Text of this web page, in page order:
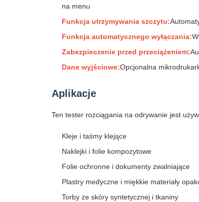
na menu
Funkcja utrzymywania szczytu:
Funkcja automatycznego wyłączania:
Zabezpieczenie przed przeciążeniem:
Dane wyjściowe:Opcjonalna
Aplikacje
Ten tester rozciągania na odrywanie jest
Kleje i taśmy klejące
Naklejki i folie kompozytowe
Folie ochronne i dokumenty zwalniające
Plastry medyczne i miękkie materiały
Torby ze skóry syntetycznej i tkaniny